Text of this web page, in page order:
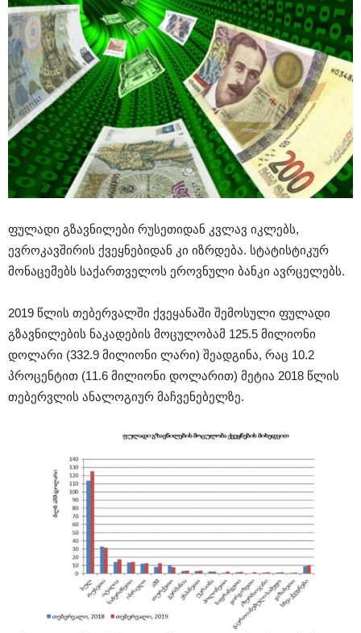
ფულადი გზავნილები რუსეთიდან კვლავ იკლებს,
ევროკავშირის ქვეყნებიდან კი იზრდება. სტატისტიკურ
მონაცემებს საქართველოს ეროვნული ბანკი ავრცელებს.
2019 წლის თებერვალში ქვეყანაში შემოსული ფულადი
გზავნილების ნაკადების მოცულობამ 125.5 მილიონი
დოლარი (332.9 მილიონი ლარი) შეადგინა, რაც 10.2
პროცენტით (11.6 მილიონი დოლარით) მეტია 2018 წლის
თებერვლის ანალოგიურ მაჩვენებელზე.